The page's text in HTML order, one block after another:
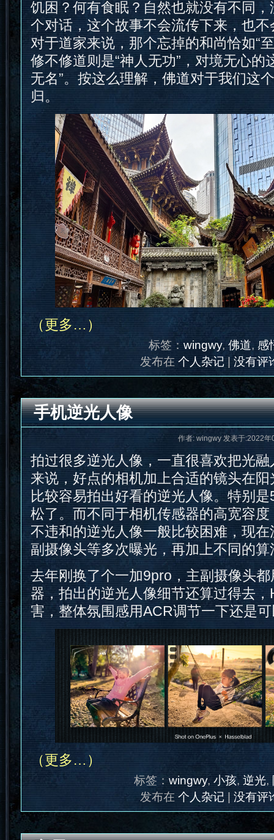
饥困？何有食眠？自然也就没有不同
个对话，这个故事不会流传下来，也
对于道家来说，那个忘掉的和尚恰如“
修不修道则是“神人无功”，对境无心的
无名”。按这么理解，佛道对于我们这
归。
（更多…）
标签：wingwy,佛道,感
发布在个人杂记| 没有评
手机逆光人像
作者: wingwy 发表于:2022
拍过很多逆光人像，一直很喜欢把光
来说，好点的相机加上合适的镜头在
比较容易拍出好看的逆光人像。特别
松了。而不同于相机传感器的高宽容
不违和的逆光人像一般比较困难，现
副摄像头等多次曝光，再加上不同的算
去年刚换了个一加9pro，主副摄像头
器，拍出的逆光人像细节还算过得去
害，整体氛围感用ACR调节一下还是
（更多…）
标签：wingwy,小孩,逆光,
发布在 个人杂记| 没有评